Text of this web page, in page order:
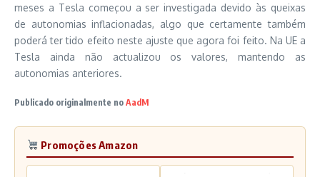
meses a Tesla começou a ser investigada devido às queixas
de autonomias inflacionadas, algo que certamente também
poderá ter tido efeito neste ajuste que agora foi feito. Na UE a
Tesla ainda não actualizou os valores, mantendo as
autonomias anteriores.
Publicado originalmente no AadM
Promoções Amazon